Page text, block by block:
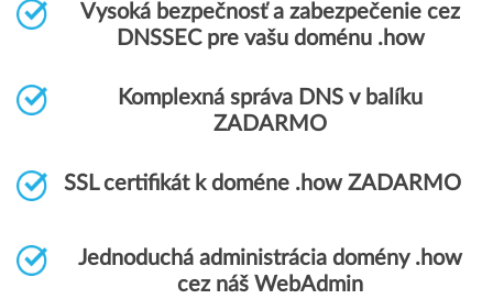
Vysoká bezpečnosť a zabezpečenie cez
DNSSEC pre vašu doménu .how
Komplexná správa DNS v balíku
ZADARMO
SSL certifikát k doméne .how ZADARMO
Jednoduchá administrácia domény .how
cez náš WebAdmin